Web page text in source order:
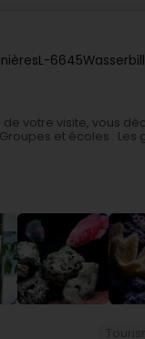
L-6645
de votre visite, vous
et écoles :